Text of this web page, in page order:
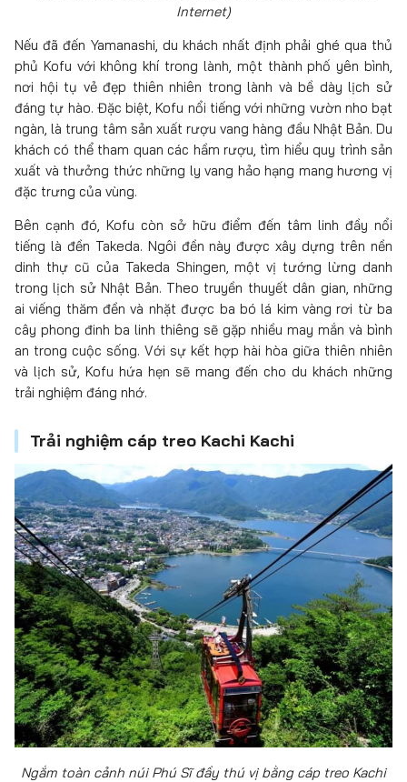
Internet)
Nếu đã đến Yamanashi, du khách nhất định phải ghé qua thủ
phủ Kofu với không khí trong lành, một thành phố yên bình,
nơi hội tụ vẻ đẹp thiên nhiên trong lành và bề dày lịch sử
đáng tự hào. Đặc biệt, Kofu nổi tiếng với những vườn nho bạt
ngàn, là trung tâm sản xuất rượu vang hàng đầu Nhật Bản. Du
khách có thể tham quan các hầm rượu, tìm hiểu quy trình sản
xuất và thưởng thức những ly vang hảo hạng mang hương vị
đặc trưng của vùng.
Bên cạnh đó, Kofu còn sở hữu điểm đến tâm linh đầy nổi
tiếng là đền Takeda. Ngôi đền này được xây dựng trên nền
dinh thự cũ của Takeda Shingen, một vị tướng lừng danh
trong lịch sử Nhật Bản. Theo truyền thuyết dân gian, những
ai viếng thăm đền và nhặt được ba bó lá kim vàng rơi từ ba
cây phong đinh ba linh thiêng sẽ gặp nhiều may mắn và bình
an trong cuộc sống. Với sự kết hợp hài hòa giữa thiên nhiên
và lịch sử, Kofu hứa hẹn sẽ mang đến cho du khách những
trải nghiệm đáng nhớ.
Trải nghiệm cáp treo Kachi Kachi
Ngắm toàn cảnh núi Phú Sĩ đầy thú vị bằng cáp treo Kachi